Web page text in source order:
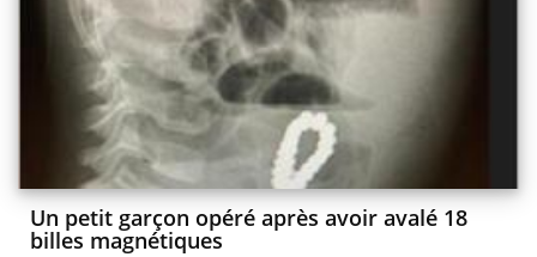
Un petit garçon opéré après avoir avalé 18
billes magnétiques